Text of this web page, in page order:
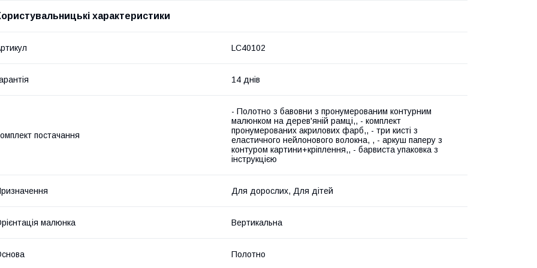
характеристики
LC40102
14 днів
постачання
- Полотно з бавовни з пронумерованим контурним
малюнком на дерев'яній рамці,, - комплект
пронумерованих акрилових фарб,, - три кисті з
еластичного нейлонового волокна, , - аркуш паперу з
контуром картини+кріплення,, - барвиста упаковка з
інструкцією
Для дорослих, Для дітей
малюнка Вертикальна
Полотно